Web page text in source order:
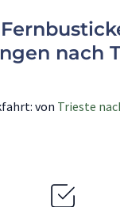
nach
von Trieste